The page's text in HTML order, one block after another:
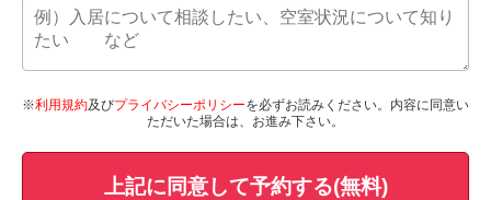
※利用規約及びプライバシーポリシーを必ずお読みください。内容に同意い
ただいた場合は、お進み下さい。
上記に同意して予約する(無料)